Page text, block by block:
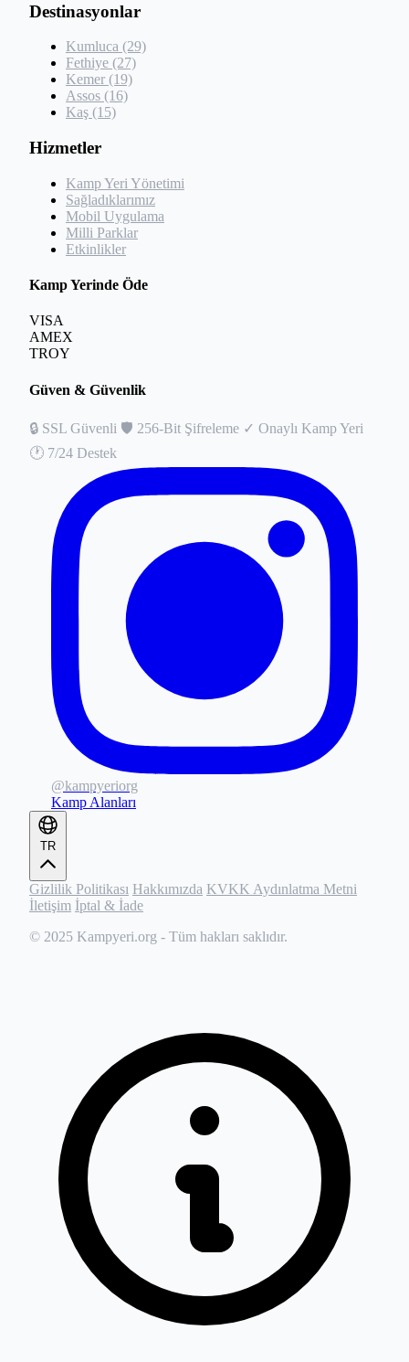
Destinasyonlar
Kumluca (29)
Fethiye (27)
Kemer (19)
Assos (16)
Kaş (15)
Hizmetler
Kamp Yeri Yönetimi
Sağladıklarımız
Mobil Uygulama
Milli Parklar
Etkinlikler
Kamp Yerinde Öde
VISA
AMEX
TROY
Güven & Güvenlik
🔒 SSL Güvenli 🛡️ 256-Bit Şifreleme ✓ Onaylı Kamp Yeri
🕐 7/24 Destek
@kampyeriorg
Kamp Alanları
TR
Gizlilik Politikası Hakkımızda KVKK Aydınlatma Metni
İletişim İptal & İade
© 2025 Kampyeri.org - Tüm hakları saklıdır.